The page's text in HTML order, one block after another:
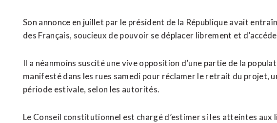
Son annonce en juillet par le président de la République avait
des Français, soucieux de pouvoir se déplacer librement et
Il a néanmoins suscité une vive opposition d’une partie de la
manifesté dans les rues samedi pour réclamer le retrait du projet,
période estivale, selon les autorités.
Le Conseil constitutionnel est chargé d’estimer si les atteintes